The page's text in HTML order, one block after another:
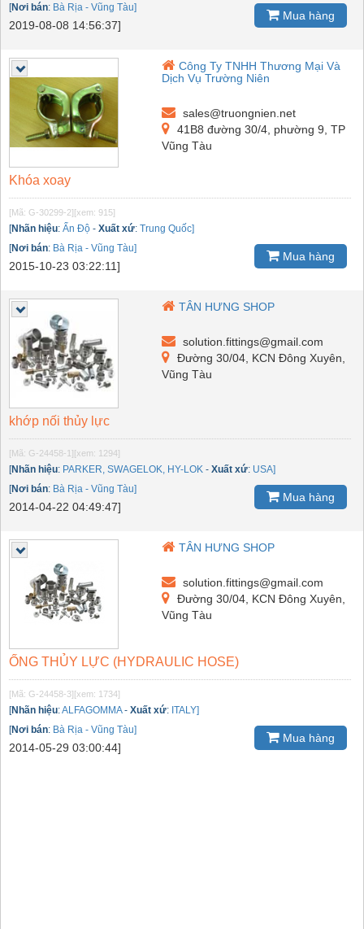
[Nơi bán: Bà Rịa - Vũng Tàu]
2019-08-08 14:56:37]
Mua hàng
Công Ty TNHH Thương Mại Và
Dịch Vụ Trường Niên
sales@truongnien.net
41B8 đường 30/4, phường 9, TP
Vũng Tàu
Khóa xoay
[Mã: G-30299-2][xem: 915]
[Nhãn hiệu: Ấn Độ - Xuất xứ: Trung Quốc]
[Nơi bán: Bà Rịa - Vũng Tàu]
2015-10-23 03:22:11]
Mua hàng
TÂN HƯNG SHOP
solution.fittings@gmail.com
Đường 30/04, KCN Đông Xuyên,
Vũng Tàu
khớp nối thủy lực
[Mã: G-24458-1][xem: 1294]
[Nhãn hiệu: PARKER, SWAGELOK, HY-LOK - Xuất xứ: USA]
[Nơi bán: Bà Rịa - Vũng Tàu]
2014-04-22 04:49:47]
Mua hàng
TÂN HƯNG SHOP
solution.fittings@gmail.com
Đường 30/04, KCN Đông Xuyên,
Vũng Tàu
ỐNG THỦY LỰC (HYDRAULIC HOSE)
[Mã: G-24458-3][xem: 1734]
[Nhãn hiệu:ALFAGOMMA- Xuất xứ: ITALY]
[Nơi bán: Bà Rịa - Vũng Tàu]
2014-05-29 03:00:44]
Mua hàng